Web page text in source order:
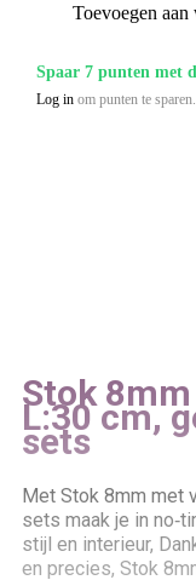
Toevoegen
Spaar 7 punten met
Log inom punten te sparen.
Stok
L:30 cm,
sets
Met Stok 8mm met
sets maak je in
stijl en interieur,
en precies, Stok